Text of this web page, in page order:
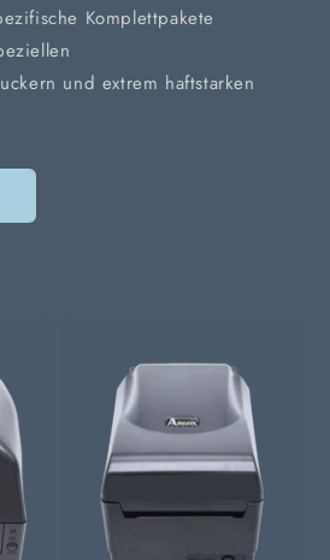
Komplettpakete
und extrem haftstarken